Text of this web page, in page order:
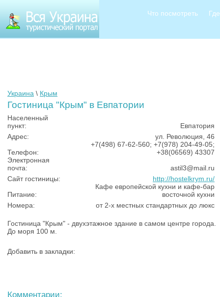
Что посмотреть
Украина \ Крым
Гостиница "Крым" в Евпатории
Населенный
пункт:
Евпатория
Адрес:
ул. Революция, 46
Телефон:
+7(498) 67-62-560; +7(978) 204-49-05;
+38(06569) 43307
Электронная
почта:
astil3@mail.ru
Сайт гостиницы:
http://hostelkrym.ru/
Питание:
Кафе европейской кухни и кафе-бар
восточной кухни
Номера:
от 2-х местных стандартных до люкс
Гостиница "Крым" - двухэтажное здание в самом центре города.
До моря 100 м.
Добавить в закладки:
Комментарии: